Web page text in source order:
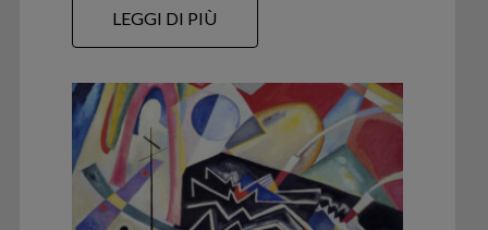
LEGGI DI PIÙ